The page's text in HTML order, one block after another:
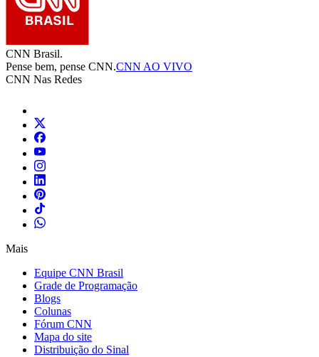
CNN Brasil.
Pense bem, pense CNN.CNN AO VIVO
CNN Nas Redes
Mais
Equipe CNN Brasil
Grade de Programação
Blogs
Colunas
Fórum CNN
Mapa do site
Distribuição do Sinal